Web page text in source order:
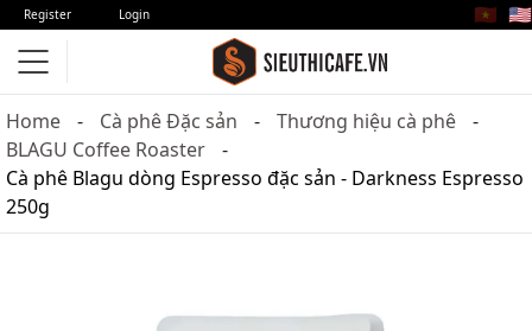
Register Login 🇻🇳 🇺🇸
Home Cà phê Đặc sản
Thương hiệu cà phê
BLAGU Coffee Roaster
Cà phê Blagu dòng Espresso đặc sản - Darkness Espresso
250g